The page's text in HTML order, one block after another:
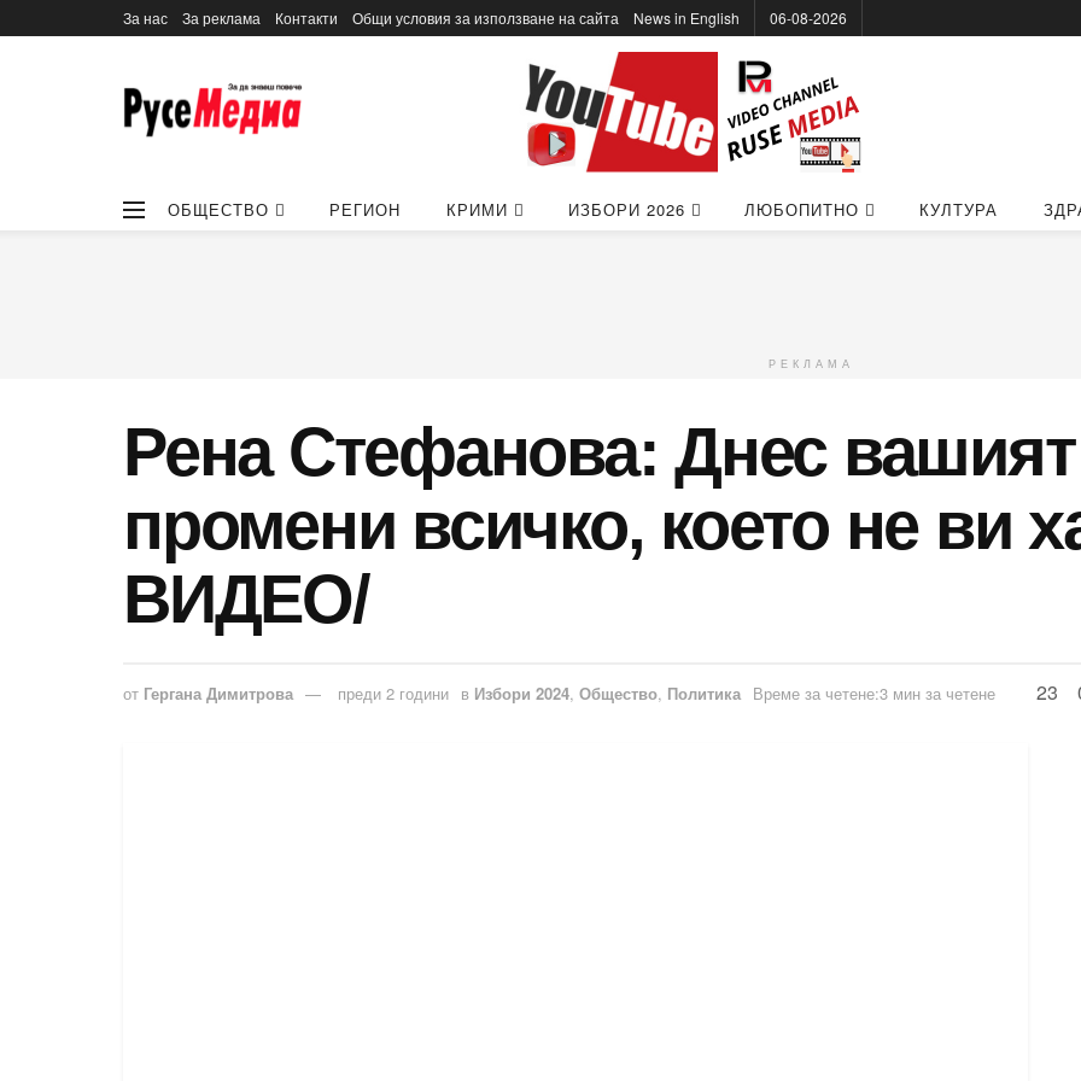
За нас За реклама Контакти Общи условия за използване на сайта News in Еnglish 06-08-2026
ОБЩЕСТВО РЕГИОН КРИМИ ИЗБОРИ 2026 ЛЮБОПИТНО КУЛТУРА
РЕКЛАМА
Рена Стефанова: Днес
промени всичко, което не ви
ВИДЕО/
от Гергана Димитрова преди 2 години в Избори 2024, Общество, Политика Време за четене:3 мин за четене 23